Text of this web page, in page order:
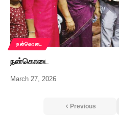
நன்கொடை
நன்கொடை
March 27, 2026
Previous